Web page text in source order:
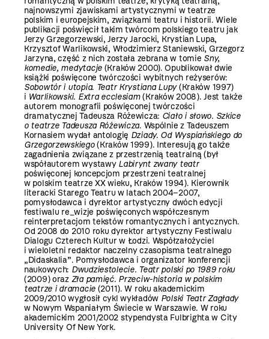
najnowszymi zjawiskami artystycznymi w teatrze
polskim i europejskim, związkami teatru i historii. Wiele
publikacji poświęcił takim twórcom polskiego teatru jak
Jerzy Grzegorzewski, Jerzy Jarocki, Krystian Lupa,
Krzysztof Warlikowski, Włodzimierz Staniewski, Grzegorz
Jarzyna, część z nich została zebrana w tomie Sny,
komedie, medytacje (Kraków 2000). Opublikował dwie
książki poświęcone twórczości wybitnych reżyserów:
Sobowtór i utopia. Teatr Krystiana Lupy(Kraków 1997)
i Warlikowski. Extra ecclesiam(Kraków 2008). Jest także
autorem monografii poświęconej twórczości
dramatycznej Tadeusza Różewicza: Ciało i słowo. Szkice
o teatrze Tadeusza Różewicza. Wspólnie z Tadeuszem
Kornasiem wydał antologię Dziady. Od Wyspiańskiego do
Grzegorzewskiego(Kraków 1999). Interesują go także
zagadnienia związane z przestrzenią teatralną (był
współautorem wystawy Labirynt zwany teatr
poświęconej koncepcjom przestrzeni teatralnej
w polskim teatrze XX wieku, Kraków 1994). Kierownik
literacki Starego Teatru w latach 2004–2007,
pomysłodawca i dyrektor artystyczny dwóch edycji
festiwalu re_wizje poświęconych współczesnym
reinterpretacjom tekstów romantycznych i antycznych.
Od 2008 do 2010 roku dyrektor artystyczny Festiwalu
Dialogu Czterech Kultur w Łodzi. Współzałożyciel
i wieloletni redaktor naczelny czasopisma teatralnego
„Didaskalia”. Pomysłodawca i organizator konferencji
naukowych: Dwudziestolecie. Teatr polski po 1989 roku
(2009) oraz Zła pamięć. Przeciw-historia w polskim
teatrze i dramacie(2011). W roku akademickim
2009/2010 wygłosił cykl wykładów Polski Teatr Zagłady
w Nowym Wspaniałym Świecie w Warszawie. W roku
akademickim 2001/2002 stypendysta Fulbrighta w City
University Of New York.